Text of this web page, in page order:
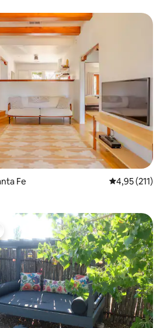
Fe Keskmine
4,95 (211)